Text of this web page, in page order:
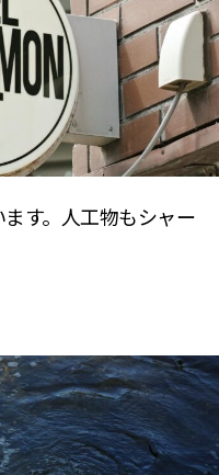
す。人工物もシャー